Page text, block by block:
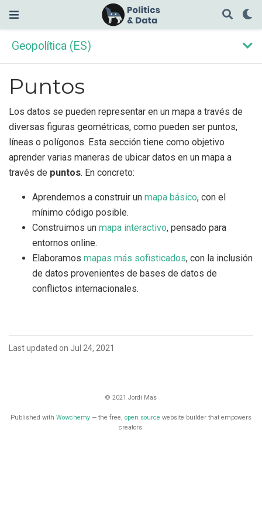
Geopolítica (ES)
Puntos
Los datos se pueden representar en un mapa a través de
diversas figuras geométricas, como pueden ser puntos,
líneas o polígonos. Esta sección tiene como objetivo
aprender varias maneras de ubicar datos en un mapa a
través de puntos. En concreto:
Aprendemos a construir un mapa básico, con el
mínimo código posible.
Construimos un mapa interactivo, pensado para
entornos online.
Elaboramos mapas más sofisticados, con la inclusión
de datos provenientes de bases de datos de
conflictos internacionales.
Last updated on Jul 24, 2021
© 2021 Jordi Mas
Published with Wowchemy — the free, open source website builder that empowers
creators.